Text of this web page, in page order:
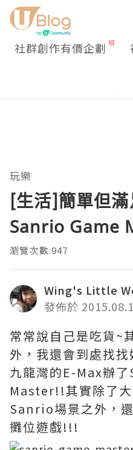
社群創作有價企劃
玩樂
[生活]簡單但
Sanrio Game
瀏覽次數:947
Wing's Little
發佈於
常常說自己是吃貨~
外，我還會到處找
九龍灣的E-Max辦
Master!!其實除了
Sanrio場景之外，
攤位遊戲!!!